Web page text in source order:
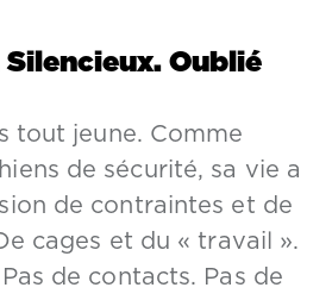
Silencieux. Oublié
tout jeune. Comme
de sécurité, sa vie a
de contraintes et de
cages et du « travail ».
de contacts. Pas de